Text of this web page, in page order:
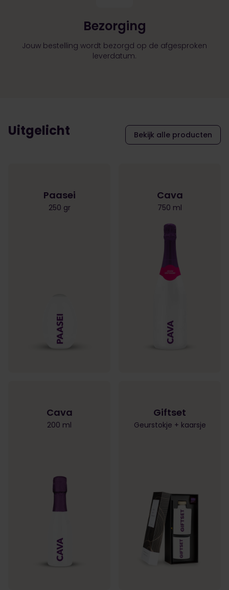
Bezorging
Jouw bestelling wordt bezorgd op de afgesproken
leverdatum.
Uitgelicht Bekijk alle producten
Paasei
250 gr
Cava
750 ml
Cava
200 ml
Giftset
Geurstokje + kaarsje